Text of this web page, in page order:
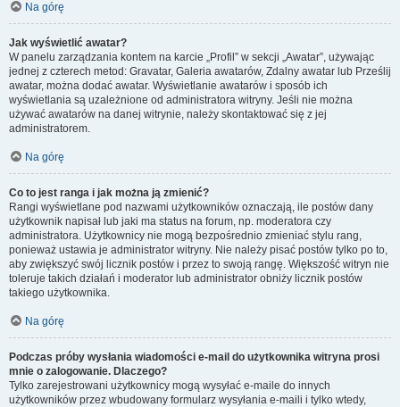
Na górę
Jak wyświetlić awatar?
W panelu zarządzania kontem na karcie „Profil” w sekcji „Awatar”, używając
jednej z czterech metod: Gravatar, Galeria awatarów, Zdalny awatar lub Prześlij
awatar, można dodać awatar. Wyświetlanie awatarów i sposób ich
wyświetlania są uzależnione od administratora witryny. Jeśli nie można
używać awatarów na danej witrynie, należy skontaktować się z jej
administratorem.
Na górę
Co to jest ranga i jak można ją zmienić?
Rangi wyświetlane pod nazwami użytkowników oznaczają, ile postów dany
użytkownik napisał lub jaki ma status na forum, np. moderatora czy
administratora. Użytkownicy nie mogą bezpośrednio zmieniać stylu rang,
ponieważ ustawia je administrator witryny. Nie należy pisać postów tylko po to,
aby zwiększyć swój licznik postów i przez to swoją rangę. Większość witryn nie
toleruje takich działań i moderator lub administrator obniży licznik postów
takiego użytkownika.
Na górę
Podczas próby wysłania wiadomości e-mail do użytkownika witryna prosi
mnie o zalogowanie. Dlaczego?
Tylko zarejestrowani użytkownicy mogą wysyłać e-maile do innych
użytkowników przez wbudowany formularz wysyłania e-maili i tylko wtedy,